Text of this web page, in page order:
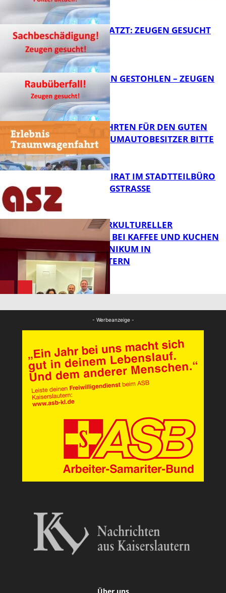
AUTO ZERKRATZT: ZEUGEN GESUCHT
FB News
TEURE KETTEN GESTOHLEN – ZEUGEN
GESUCHT!
FB News
SPENDENFAHRTEN FÜR DEN GUTEN
ZWECK – TRAUMAUTOBESITZER BITTE
MELDEN!
FB News
SENIORENBEIRAT IM STADTTEILBÜRO
IN DER KÖNIGSTRASSE
NEUER INTERKULTURELLER
TREFFPUNKT BEI KAFFEE UND KUCHEN
IM PFALZKLINIKUM IN
KAISERSLAUTERN
- Werbeanzeige -